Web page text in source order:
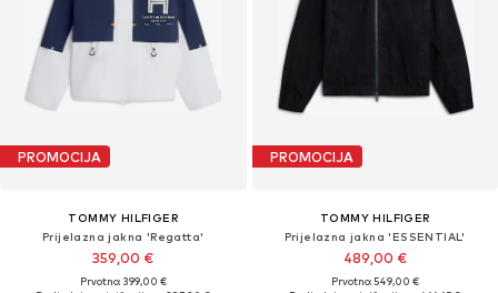
PROMOCIJA
TOMMY HILFIGER
Prijelazna jakna 'Regatta'
359,00 €
Prvotno: 399,00 €
PROMOCIJA
TOMMY HILFIGER
Prijelazna jakna 'ESSENTIAL'
489,00 €
Prvotno: 549,00 €